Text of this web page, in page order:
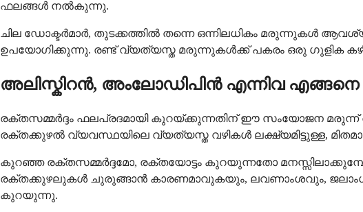
ഫലങ്ങൾ നൽകുന്നു.
ചില ഡോക്ടർമാർ, തുടക്കത്തിൽ തന്നെ ഒന്നിലധികം മരുന്നുകൾ
ഉപയോഗിക്കുന്നു. രണ്ട് വ്യത്യസ്ത മരുന്നുകൾക്ക് പകരം ഒരു ഗുളിക
അലിസ്കിറൻ, അംലോഡിപിൻ എന്നിവ എങ്ങനെ
രക്തസമ്മർദ്ദം ഫലപ്രദമായി കുറയ്ക്കുന്നതിന് ഈ സംയോജന
രക്തക്കുഴൽ വ്യവസ്ഥയിലെ വ്യത്യസ്ത വഴികൾ ലക്ഷ്യമിട്ടുള്ള,
കുറഞ്ഞ രക്തസമ്മർദ്ദമോ, രക്തയോട്ടം കുറയുന്നതോ
രക്തക്കുഴലുകൾ ചുരുങ്ങാൻ കാരണമാവുകയും, ലവണാംശവും,
കുറയുന്നു.